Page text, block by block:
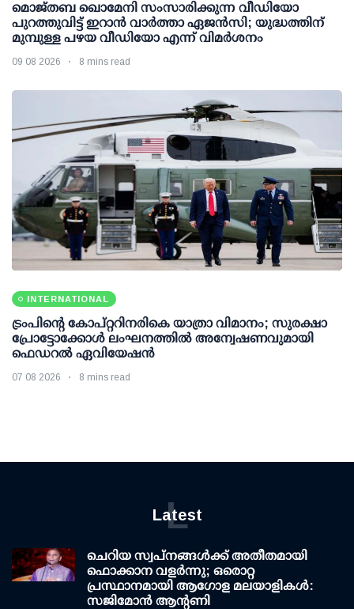
മൊജ്തബ ഖൊമേനി സംസാരിക്കുന്ന വീഡിയോ
പുറത്തുവിട്ട് ഇറാന്‍ വാര്‍ത്താ ഏജന്‍സി; യുദ്ധത്തിന്
മുമ്പുള്ള പഴയ വീഡിയോ എന്ന് വിമര്‍ശനം
09 08 2026 8 mins read
INTERNATIONAL
ട്രംപിന്റെ കോപ്റ്ററിനരികെ യാത്രാ വിമാനം; സുരക്ഷാ
പ്രോട്ടോക്കോള്‍ ലംഘനത്തില്‍ അന്വേഷണവുമായി
ഫെഡറല്‍ ഏവിയേഷന്‍
07 08 2026 8 mins read
Latest
L
ചെറിയ സ്വപ്നങ്ങൾക്ക് അതീതമായി
ഫൊക്കാന വളർന്നു; ഒരൊറ്റ
പ്രസ്ഥാനമായി ആഗോള മലയാളികൾ:
സജിമോൻ ആന്റണി